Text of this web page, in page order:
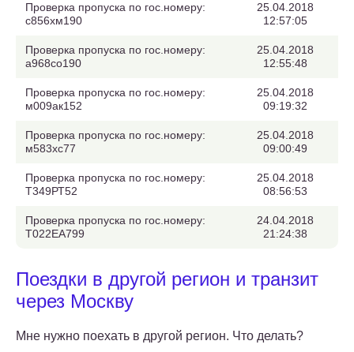
Проверка пропуска по гос.номеру:
с856хм190
25.04.2018
12:57:05
Проверка пропуска по гос.номеру:
а968со190
25.04.2018
12:55:48
Проверка пропуска по гос.номеру:
м009ак152
25.04.2018
09:19:32
Проверка пропуска по гос.номеру:
м583хс77
25.04.2018
09:00:49
Проверка пропуска по гос.номеру:
Т349РТ52
25.04.2018
08:56:53
Проверка пропуска по гос.номеру:
Т022ЕА799
24.04.2018
21:24:38
Поездки в другой регион и транзит
через Москву
Мне нужно поехать в другой регион. Что делать?